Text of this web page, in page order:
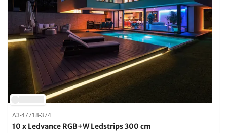
A3-47718-374
10 x Ledvance RGB+W Ledstrips 300 cm